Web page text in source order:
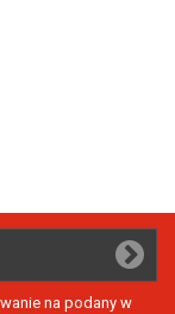
na podany w